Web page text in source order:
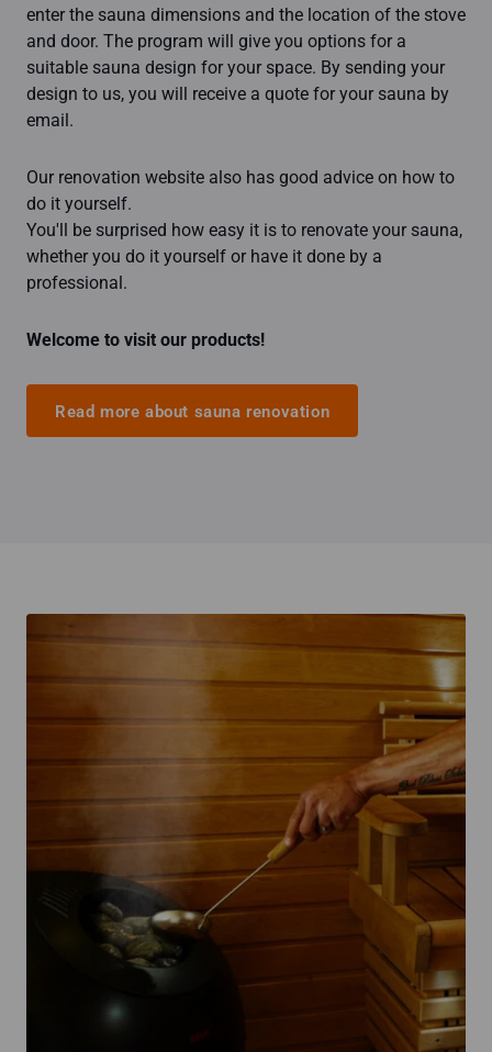
enter the sauna dimensions and the location of the stove
and door. The program will give you options for a
suitable sauna design for your space. By sending your
design to us, you will receive a quote for your sauna by
email.
Our renovation website also has good advice on how to
do it yourself.
You'll be surprised how easy it is to renovate your sauna,
whether you do it yourself or have it done by a
professional.
Welcome to visit our products!
Read more about sauna renovation